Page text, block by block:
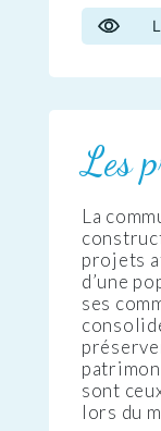
Les
La
projets
d’une
ses
sont
lors du